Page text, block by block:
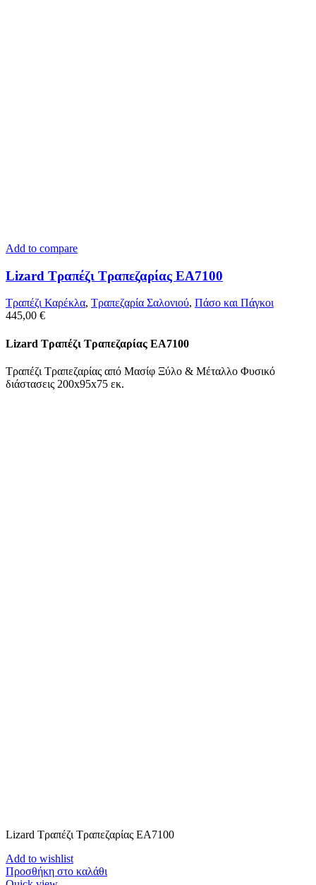
Add to compare
Lizard Τραπέζι Τραπεζαρίας ΕΑ7100
Τραπέζι Καρέκλα, Tραπεζαρία Σαλονιού, Πάσο και Πάγκοι
445,00 €
Lizard Τραπέζι Τραπεζαρίας ΕΑ7100
Τραπέζι Τραπεζαρίας από Μασίφ Ξύλο & Μέταλλο Φυσικό
διάστασεις 200x95x75 εκ.
Lizard Τραπέζι Τραπεζαρίας ΕΑ7100
Add to wishlist
Προσθήκη στο καλάθι